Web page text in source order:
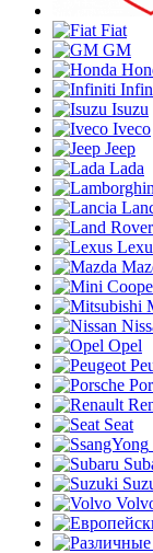
Fiat
GM
Isuzu
Iveco
Jeep
Lada
Opel
Seat